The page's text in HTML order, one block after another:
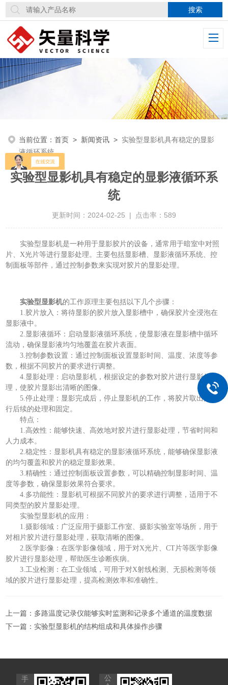
当前位置：首页 > 新闻资讯 > 实验型显影机具有稳定的显影
液循环系统
实验型显影机具有稳定的显影液循环系
统
更新时间：2024-02-25 | 点击率：589
实验型显影机是一种用于显影胶片的设备，通常用于暗室中对照
片、X光片等进行显影处理。主要包括显影槽、显影液循环系统、控
制面板等部件，通过控制参数来实现对胶片的显影处理。
实验型显影机的工作原理主要包括以下几个步骤：
1.胶片放入：将待显影的胶片放入显影槽中，确保胶片全浸泡在
显影液中。
2.显影液循环：启动显影液循环系统，使显影液在显影槽中循环
流动，确保显影液均匀地覆盖在胶片表面。
3.控制参数设置：通过控制面板设置显影时间、温度、浓度等参
数，根据不同胶片的要求进行调整。
4.显影处理：启动显影机，根据设定的参数对胶片进行显影处
理，使胶片显影出清晰的图像。
5.停止处理：显影完成后，停止显影机的工作，将胶片取出并进
行后续的处理和固定。
特点：
1.高效性：能够快速、高效地对胶片进行显影处理，节省时间和
人力成本。
2.稳定性：显影机具有稳定的显影液循环系统，能够确保显影液
的均匀覆盖和胶片的稳定显影效果。
3.精确性：通过控制面板设置参数，可以精确控制显影时间、温
度等参数，确保显影效果符合要求。
4.多功能性：显影机可根据不同胶片的要求进行调整，适用于不
同类型的胶片显影处理。
实验型显影机的应用：
1.摄影领域：广泛应用于摄影工作室、摄影实验室等场所，用于
对相片胶片进行显影处理，获取清晰的图像。
2.医学影像：在医学影像领域，用于对X光片、CT片等医学影像
胶片进行显影处理，帮助医生诊断疾病。
3.工业检测：在工业领域，可用于对X射线检测、无损检测等领
域的胶片进行显影处理，提高检测效率和准确性。
上一篇： 多路温度记录仪能够实时监测和记录多个通道的温度数据
下一篇： 实验型显影机的结构组成和具体操作步骤
手
公